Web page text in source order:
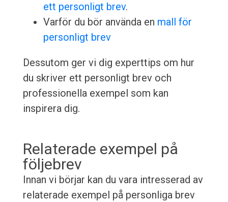
ett personligt brev.
Varför du bör använda en mall för
personligt brev
Dessutom ger vi dig experttips om hur
du skriver ett personligt brev och
professionella exempel som kan
inspirera dig.
Relaterade exempel på
följebrev
Innan vi börjar kan du vara intresserad av
relaterade exempel på personliga brev